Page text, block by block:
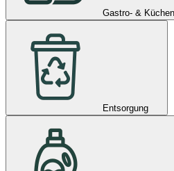
Gastro- &
Entsorgung